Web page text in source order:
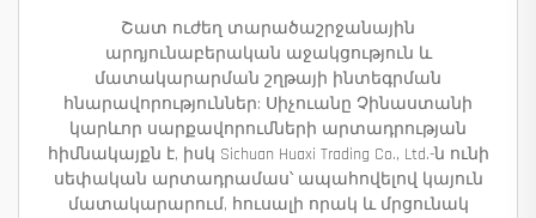
Շատ ուժեղ տարածաշրջանային
արդյունաբերական աջակցություն և
մատակարարման շղթայի ինտեգրման
հնարավորություններ: Սիչուանը Չինաստանի
կարևոր սարքավորումների արտադրության
հիմնակայքն է, իսկ Sichuan Huaxi Trading Co., Ltd.-ն ունի
սեփական արտադրամաս՝ ապահովելով կայուն
մատակարարում, հուսալի որակ և մրցունակ